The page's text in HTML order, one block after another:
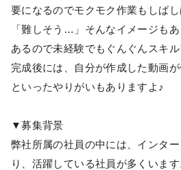
要になるのでモクモク作業もしば
「難しそう…」そんなイメージも
あるので未経験でもぐんぐんスキル
完成後には、自分が作成した動画
といったやりがいもありますよ♪
▼募集背景
弊社所属の社員の中には、インタ
り、活躍している社員が多くいます